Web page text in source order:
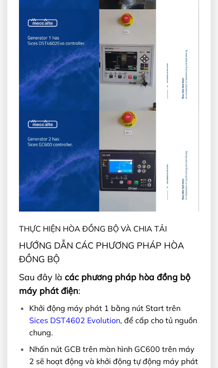
THỰC HIỆN HÒA ĐỒNG BỘ VÀ CHIA TẢI
HƯỚNG DẪN CÁC PHƯƠNG PHÁP HÒA
ĐỒNG BỘ
Sau đây là các phương pháp hòa đồng bộ
máy phát điện:
Khởi động máy phát 1 bằng nút Start trên
Sices DST4602 Evolution, để cấp cho tủ nguồn
chung.
Nhấn nút GCB trên màn hình GC600 trên máy
2 sẽ hoạt động và khởi động tự động máy phát